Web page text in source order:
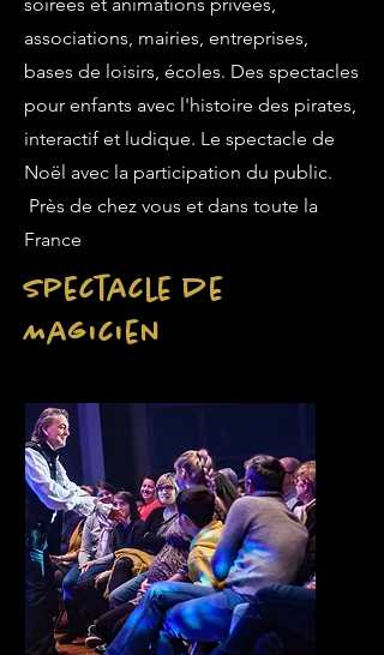
associations, mairies, entreprises,
bases de loisirs, écoles. Des spectacles
pour enfants avec l'histoire des pirates,
interactif et ludique. Le spectacle de
Noël avec la participation du public.
Près de chez vous et dans toute la
France
Spectacle de
Magicien